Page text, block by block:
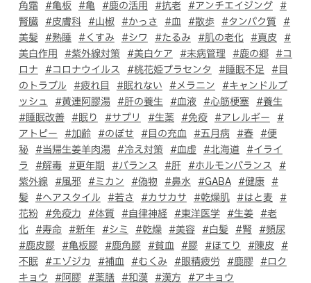
角霜
#亀板 #亀 #鹿の活用 #抗老 #アンチエイジング
#
腎臓
#皮膚科 #山椒 #かっさ #血 #散歩 #タンパク質
#
美髪
#熟睡 #くすみ #シワ #たるみ #肌の老化 #真皮
#
美白作用
#紫外線対策 #美白ケア #未病管理 #鹿の郷
#コ
ロナ
#コロナウイルス #桃花姫プラセンタ #睡眠不足
#目
のトラブル
#疲れ目 #眠れない #メラニン
#キャンドルブ
ッシュ
#黄連阿膠湯 #肝の養生 #血液 #心筋梗塞
#養生
#睡眠改善
#眠り #サプリ #生薬 #免疫 #アレルギー
#
アトピー
#加齢 #のぼせ #目の充血 #五月病 #春
#便
秘
#当帰生姜羊肉湯 #冷え対策 #血虚 #北海道
#イライ
ラ
#解毒 #更年期 #バランス #肝 #ホルモンバランス
#
紫外線
#風邪 #ミカン #偽物 #鼻水 #GABA #健康
#
髪
#ヘアスタイル #若さ #カサカサ #乾燥肌 #はと麦
#
花粉
#免疫力 #体質 #自律神経 #東洋医学 #生姜
#老
化
#寿命 #新年 #シミ #乾燥 #美容 #白髪 #腎
#頻尿
#鹿皮膠
#亀板膠 #鹿角膠 #貧血 #膠 #ほてり #陳皮
#
不眠
#エゾジカ #補血 #むくみ #眼精疲労 #鹿膠
#ロク
キョウ
#阿膠 #薬膳 #和漢 #漢方 #アキョウ